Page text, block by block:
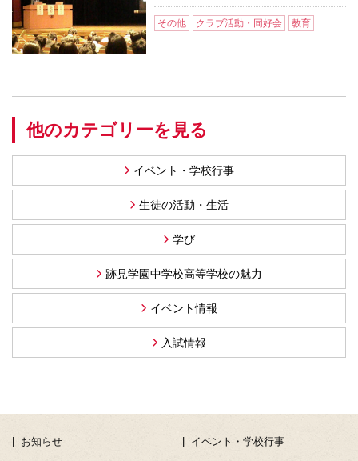
その他 クラブ活動・同好会 教育
他のカテゴリーを見る
イベント・学校行事
生徒の活動・生活
学び
跡見学園中学校高等学校の魅力
イベント情報
入試情報
お知らせ イベント・学校行事